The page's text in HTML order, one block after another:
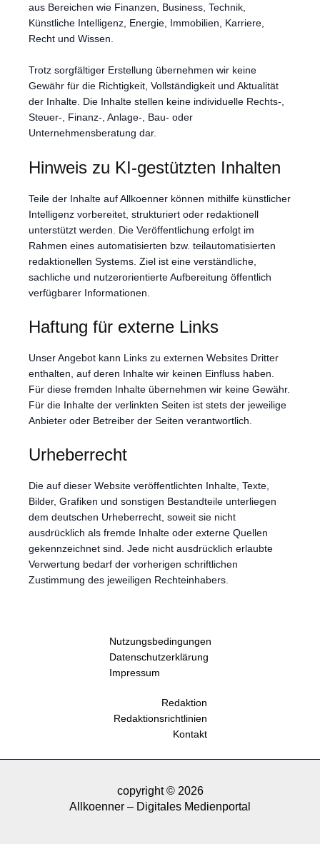
aus Bereichen wie Finanzen, Business, Technik,
Künstliche Intelligenz, Energie, Immobilien, Karriere,
Recht und Wissen.
Trotz sorgfältiger Erstellung übernehmen wir keine
Gewähr für die Richtigkeit, Vollständigkeit und Aktualität
der Inhalte. Die Inhalte stellen keine individuelle Rechts-,
Steuer-, Finanz-, Anlage-, Bau- oder
Unternehmensberatung dar.
Hinweis zu KI-gestützten Inhalten
Teile der Inhalte auf Allkoenner können mithilfe künstlicher
Intelligenz vorbereitet, strukturiert oder redaktionell
unterstützt werden. Die Veröffentlichung erfolgt im
Rahmen eines automatisierten bzw. teilautomatisierten
redaktionellen Systems. Ziel ist eine verständliche,
sachliche und nutzerorientierte Aufbereitung öffentlich
verfügbarer Informationen.
Haftung für externe Links
Unser Angebot kann Links zu externen Websites Dritter
enthalten, auf deren Inhalte wir keinen Einfluss haben.
Für diese fremden Inhalte übernehmen wir keine Gewähr.
Für die Inhalte der verlinkten Seiten ist stets der jeweilige
Anbieter oder Betreiber der Seiten verantwortlich.
Urheberrecht
Die auf dieser Website veröffentlichten Inhalte, Texte,
Bilder, Grafiken und sonstigen Bestandteile unterliegen
dem deutschen Urheberrecht, soweit sie nicht
ausdrücklich als fremde Inhalte oder externe Quellen
gekennzeichnet sind. Jede nicht ausdrücklich erlaubte
Verwertung bedarf der vorherigen schriftlichen
Zustimmung des jeweiligen Rechteinhabers.
Nutzungsbedingungen
Datenschutzerklärung
Impressum
Redaktion
Redaktionsrichtlinien
Kontakt
copyright © 2026
Allkoenner – Digitales Medienportal